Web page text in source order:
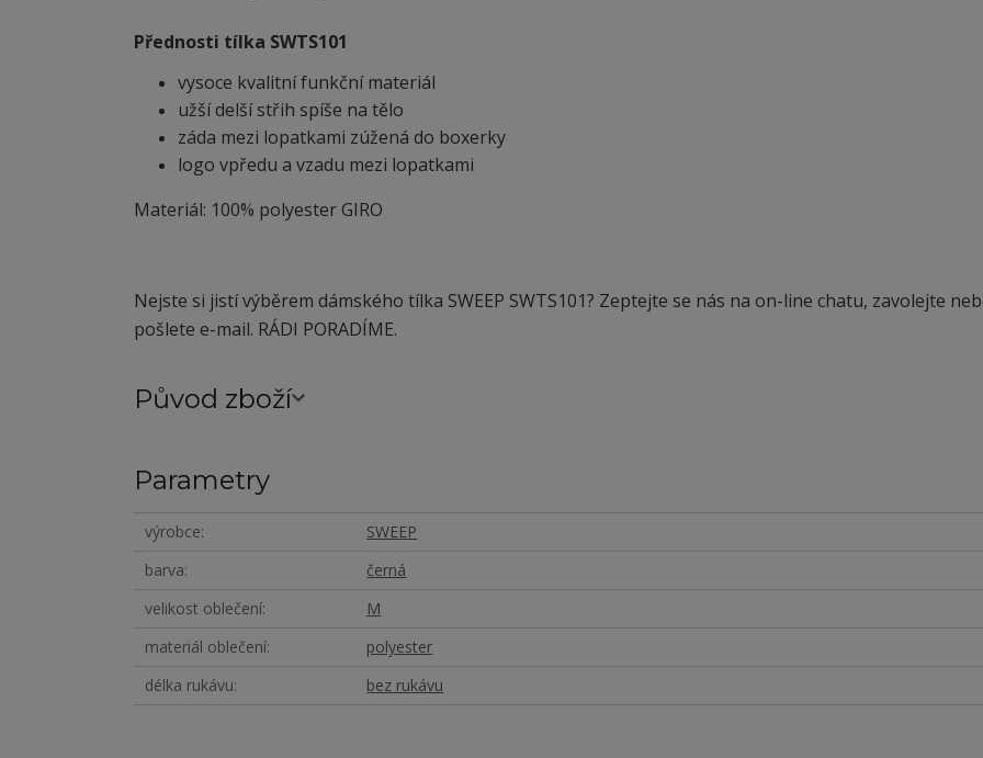
Přednosti tílka SWTS101
vysoce kvalitní funkční materiál
užší delší střih spíše na tělo
záda mezi lopatkami zúžená do boxerky
logo vpředu a vzadu mezi lopatkami
Materiál: 100% polyester GIRO
Nejste si jistí výběrem dámského tílka SWEEP SWTS101? Zeptejte se nás na on-line chatu, zavolejte
pošlete e-mail. RÁDI PORADÍME.
Původ zboží
Parametry
výrobce
SWEEP
barva
černá
velikost oblečení
M
materiál oblečení
polyester
délka rukávu
bez rukávu